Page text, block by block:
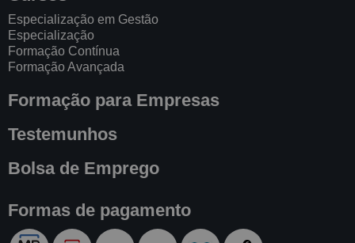
Especialização em Gestão
Especialização
Formação Contínua
Formação Avançada
Formação para Empresas
Testemunhos
Bolsa de Emprego
Formas de pagamento